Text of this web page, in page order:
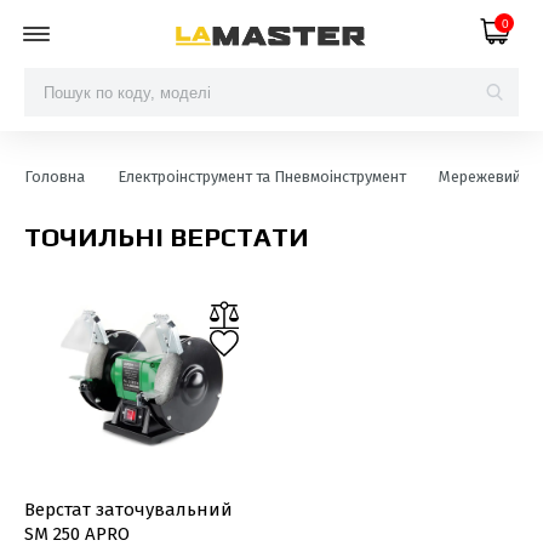
0
Головна Електроінструмент та Пневмоінструмент Мережевий
ТОЧИЛЬНІ ВЕРСТАТИ
Верстат заточувальний
SM 250 APRO